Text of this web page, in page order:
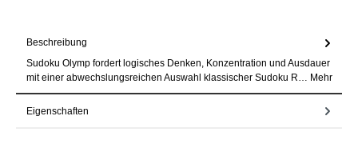
Beschreibung
Sudoku Olymp fordert logisches Denken, Konzentration und Ausdauer
mit einer abwechslungsreichen Auswahl klassischer Sudoku R… Mehr
Eigenschaften